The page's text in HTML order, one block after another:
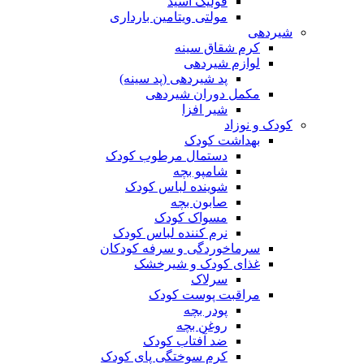
مولتی ویتامین بارداری
کرم شقاق سینه
لوازم شیردهی
پد شیردهی (پد سینه)
مکمل دوران شیردهی
کودک و نوزاد
بهداشت کودک
دستمال مرطوب کودک
شامپو بچه
شوینده لباس کودک
صابون بچه
مسواک کودک
نرم کننده لباس کودک
سرماخوردگی و سرفه کودکان
غذای کودک و شیرخشک
مراقبت پوست کودک
روغن بچه
ضد آفتاب کودک
کرم سوختگی پای کودک